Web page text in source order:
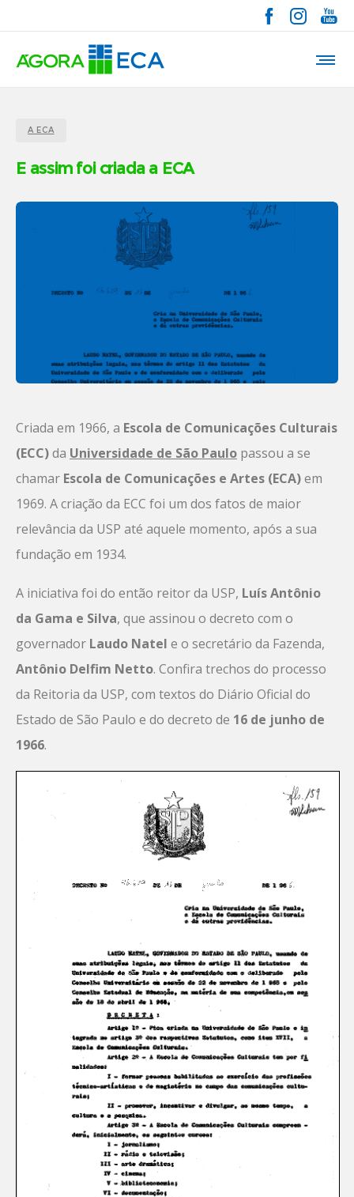
A ECA
E assim foi criada a ECA
Criada em 1966, a Escola de Comunicações Culturais
(ECC)da Universidade de São Paulo passou a se
chamar Escola de Comunicações e Artes (ECA)em
1969. A criação da ECC foi um dos fatos de maior
relevância da USP até aquele momento, após a sua
fundação em 1934.
A iniciativa foi do então reitor da USP, Luís Antônio
da Gama e Silva, que assinou o decreto com o
governador Laudo Natel e o secretário da Fazenda,
Antônio Delfim Netto. Confira trechos do processo
da Reitoria da USP, com textos do Diário Oficial do
Estado de São Paulo e do decreto de 16 de junho de
1966.